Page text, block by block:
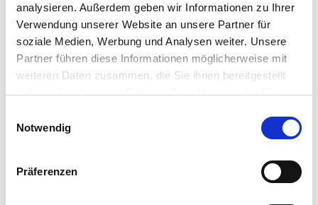
analysieren. Außerdem geben wir Informationen zu Ihrer
Verwendung unserer Website an unsere Partner für
soziale Medien, Werbung und Analysen weiter. Unsere
Partner führen diese Informationen möglicherweise mit
weiteren Daten zusammen, die Sie ihnen bereitgestellt
haben oder die sie im Rahmen Ihrer Nutzung der Dienste
Notwendig
Präferenzen
1 /3
Garage
194.000 €